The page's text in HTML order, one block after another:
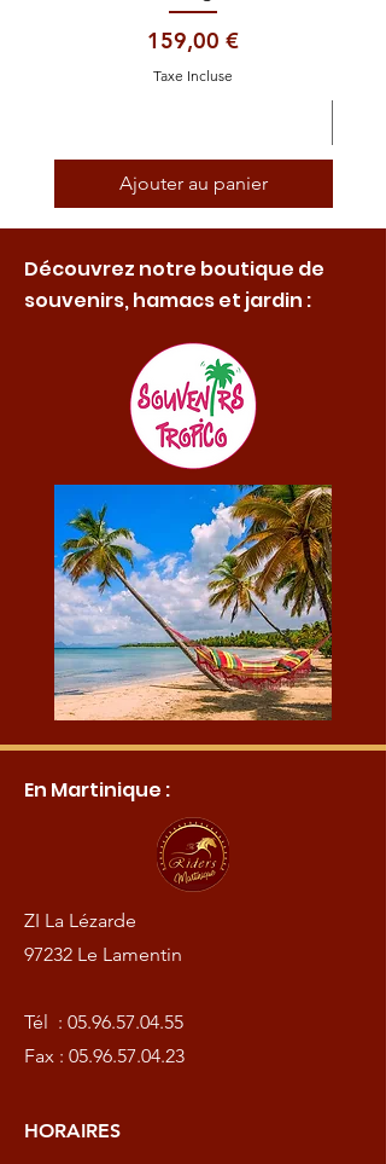
Prix
159,00 €
Taxe Incluse
Ajouter au panier
Découvrez notre boutique de
souvenirs, hamacs et jardin :
En Martinique :
ZI La Lézarde
97232 Le Lamentin
Tél : 05.96.57.04.55
Fax : 05.96.57.04.23
HORAIRES